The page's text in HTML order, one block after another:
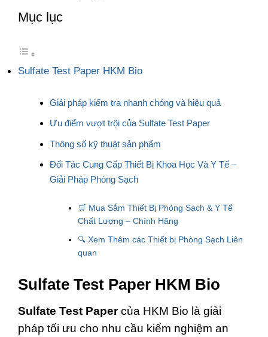
Mục lục
Sulfate Test Paper HKM Bio
Giải pháp kiểm tra nhanh chóng và hiệu quả
Ưu điểm vượt trội của Sulfate Test Paper
Thông số kỹ thuật sản phẩm
Đối Tác Cung Cấp Thiết Bị Khoa Học Và Y Tế –
Giải Pháp Phòng Sạch
🛒 Mua Sắm Thiết Bị Phòng Sạch & Y Tế
Chất Lượng – Chính Hãng
🔍 Xem Thêm các Thiết bị Phòng Sạch Liên
quan
Sulfate Test Paper HKM Bio
Sulfate Test Papercủa HKM Bio là giải
pháp tối ưu cho nhu cầu kiểm nghiệm an